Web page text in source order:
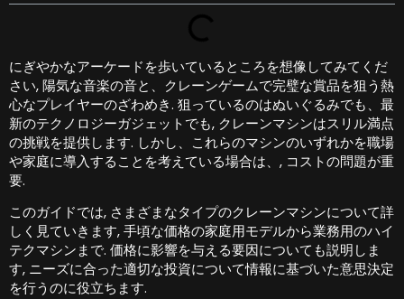
にぎやかなアーケードを歩いているところを想像してみてくだ
さい, 陽気な音楽の音と、クレーンゲームで完璧な賞品を狙う熱
心なプレイヤーのざわめき. 狙っているのはぬいぐるみでも、最
新のテクノロジーガジェットでも, クレーンマシンはスリル満点
の挑戦を提供します. しかし、これらのマシンのいずれかを職場
や家庭に導入することを考えている場合は、, コストの問題が重
要.
このガイドでは, さまざまなタイプのクレーンマシンについて詳
しく見ていきます, 手頃な価格の家庭用モデルから業務用のハイ
テクマシンまで. 価格に影響を与える要因についても説明しま
す, ニーズに合った適切な投資について情報に基づいた意思決定
を行うのに役立ちます.